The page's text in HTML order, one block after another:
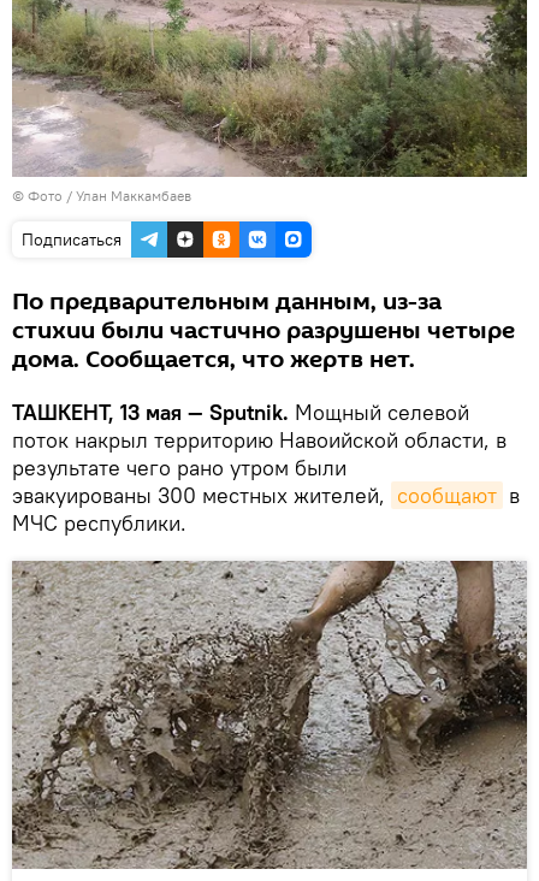
© Фото / Улан Маккамбаев
Подписаться
По предварительным данным, из-за
стихии были частично разрушены четыре
дома. Сообщается, что жертв нет.
ТАШКЕНТ, 13 мая — Sputnik. Мощный селевой
поток накрыл территорию Навоийской области, в
результате чего рано утром были
эвакуированы 300 местных жителей, сообщают в
МЧС республики.